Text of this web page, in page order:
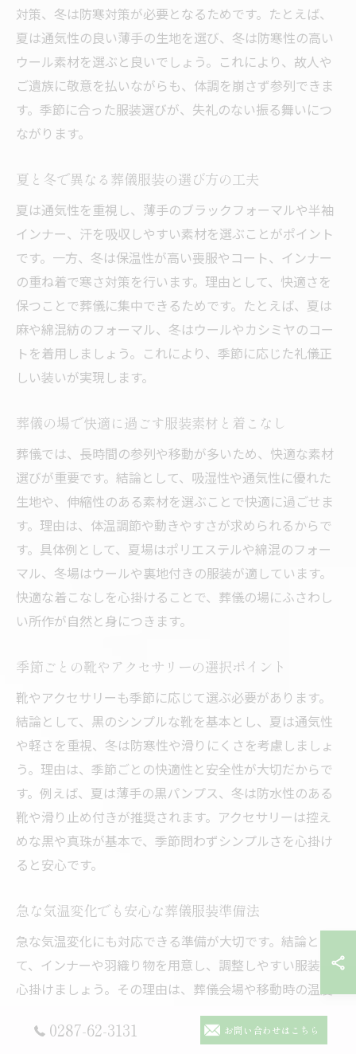
対策、冬は防寒対策が必要となるためです。たとえば、
夏は通気性の良い薄手の生地を選び、冬は防寒性の高い
ウール素材を選ぶと良いでしょう。これにより、故人や
ご遺族に敬意を払いながらも、体調を崩さず参列できま
す。季節に合った服装選びが、失礼のない振る舞いにつ
ながります。
夏と冬で異なる葬儀服装の選び方の工夫
夏は通気性を重視し、薄手のブラックフォーマルや半袖
インナー、汗を吸収しやすい素材を選ぶことがポイント
です。一方、冬は保温性が高い喪服やコート、インナー
の重ね着で寒さ対策を行います。理由として、快適さを
保つことで葬儀に集中できるためです。たとえば、夏は
麻や綿混紡のフォーマル、冬はウールやカシミヤのコー
トを着用しましょう。これにより、季節に応じた礼儀正
しい装いが実現します。
葬儀の場で快適に過ごす服装素材と着こなし
葬儀では、長時間の参列や移動が多いため、快適な素材
選びが重要です。結論として、吸湿性や通気性に優れた
生地や、伸縮性のある素材を選ぶことで快適に過ごせま
す。理由は、体温調節や動きやすさが求められるからで
す。具体例として、夏場はポリエステルや綿混のフォー
マル、冬場はウールや裏地付きの服装が適しています。
快適な着こなしを心掛けることで、葬儀の場にふさわし
い所作が自然と身につきます。
季節ごとの靴やアクセサリーの選択ポイント
靴やアクセサリーも季節に応じて選ぶ必要があります。
結論として、黒のシンプルな靴を基本とし、夏は通気性
や軽さを重視、冬は防寒性や滑りにくさを考慮しましょ
う。理由は、季節ごとの快適性と安全性が大切だからで
す。例えば、夏は薄手の黒パンプス、冬は防水性のある
靴や滑り止め付きが推奨されます。アクセサリーは控え
めな黒や真珠が基本で、季節問わずシンプルさを心掛け
ると安心です。
急な気温変化でも安心な葬儀服装準備法
急な気温変化にも対応できる準備が大切です。結論とし
て、インナーや羽織り物を用意し、調整しやすい服装を
心掛けましょう。その理由は、葬儀会場や移動時の温度
差に柔軟に対応できるからです。具体的には、カーディ
ガンやストール、薄手のコートを携帯することが有効で
0287-62-3131 お問い合わせはこちら